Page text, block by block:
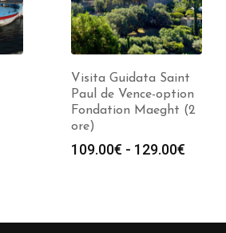
Visita Guidata Saint
Paul de Vence-option
Fondation Maeght (2
ore)
109.00€ - 129.00€